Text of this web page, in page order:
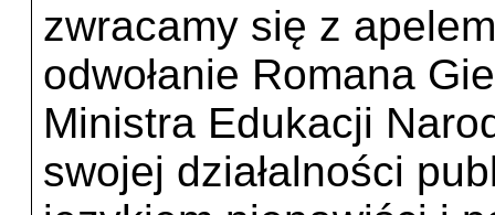
zwracamy się z
odwołanie Romana
Ministra Edukacji
swojej działalności